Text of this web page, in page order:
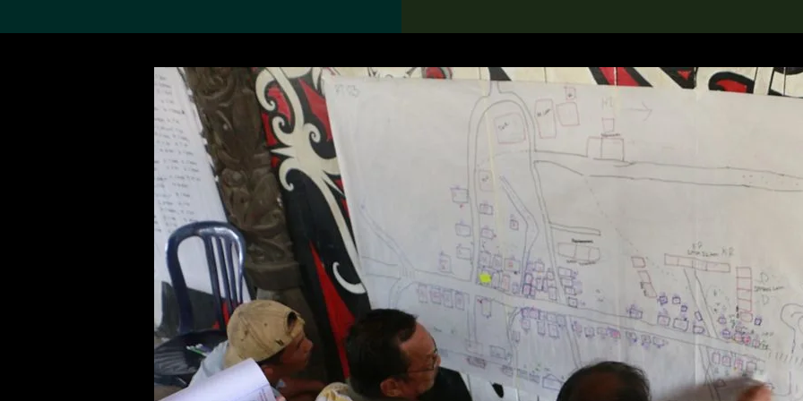
搜索M+藏品 Search the Collection
19,052个结果
关于M+藏品
探索世界顶级的二十及二十
一世纪视觉文化藏品。